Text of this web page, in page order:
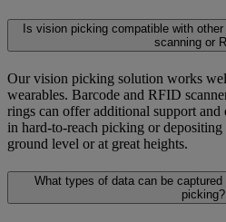
Is vision picking compatible with
scanning or
Our vision picking solution works
wearables. Barcode and RFID
rings can offer additional support
in hard-to-reach picking or depositing
ground level or at great heights.
What types of data can be
picking?